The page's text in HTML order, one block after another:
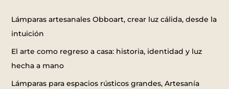
Lámparas artesanales Obboart, crear luz cálida, desde la
intuición
El arte como regreso a casa: historia, identidad y luz
hecha a mano
Lámparas para espacios rústicos grandes, Artesanía